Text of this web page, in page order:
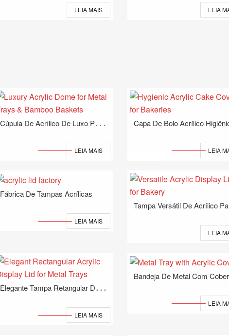
LEIA MAIS LEIA
C
Úpula De Acrílico De Luxo Para Bandejas De Metal E Cestas De Bambu
LEIA MAIS LEIA
Fábrica De Tampas Acrílicas
LEIA MAIS
LEIA
E
Legante Tampa Retangular De Acrílico Para Bandejas De Metal
LEIA MAIS
LEIA